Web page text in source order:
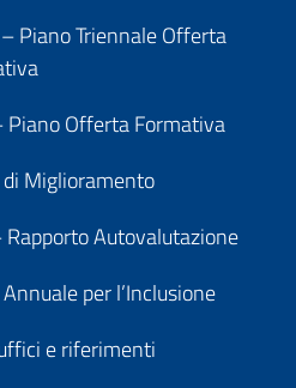
Piano Triennale Offerta
Piano Offerta Formativa
Miglioramento
Rapporto Autovalutazione
per l’Inclusione
e riferimenti